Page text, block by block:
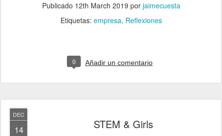
Publicado 12th March 2019 por jaimecuesta
Etiquetas: empresa Reflexiones
0 Añadir un comentario
DEC
14 STEM & Girls